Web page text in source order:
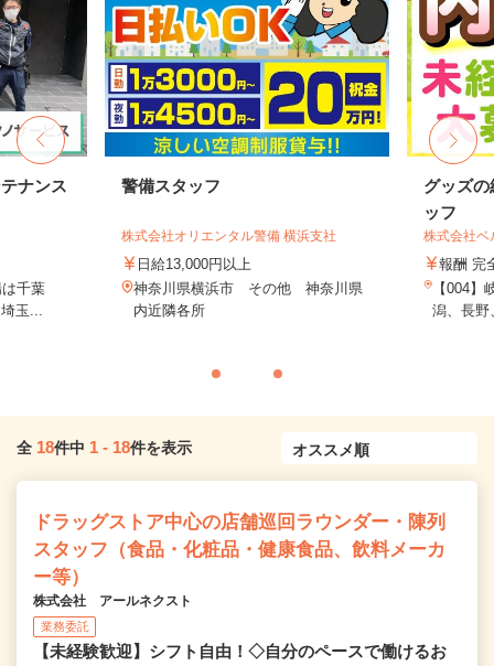
ナンス
千葉
玉...
警備スタッフ
株式会社オリエンタル警備 横浜支社
日給13,000円以上
神奈川県横浜市 その他 神奈川県
内近隣各所
グッズ
ッフ
株式会社ベ
報酬 完
【004】
潟、長野
全 18件中 1 - 18件を表示
ドラッグストア中心の店舗巡回ラウンダー・陳列
スタッフ（食品・化粧品・健康食品、飲料メーカ
ー等）
株式会社 アールネクスト
業務委託
【未経験歓迎】シフト自由！◇自分のペースで働けるお